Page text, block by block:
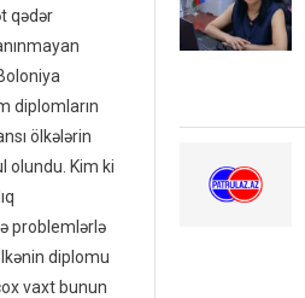
qədər
diplomların
ölkələrin
olundu. Kim ki
problemlərlə
diplomu
vaxt bunun